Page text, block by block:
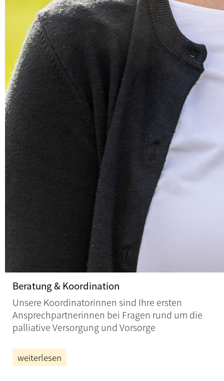
Beratung & Koordination
Unsere Koordinatorinnen sind Ihre ersten
Ansprechpartnerinnen bei Fragen rund um die
palliative Versorgung und Vorsorge
weiterlesen